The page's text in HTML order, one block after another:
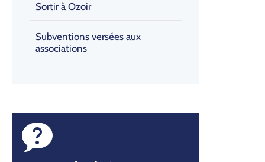
Sortir à Ozoir
Subventions versées aux
associations